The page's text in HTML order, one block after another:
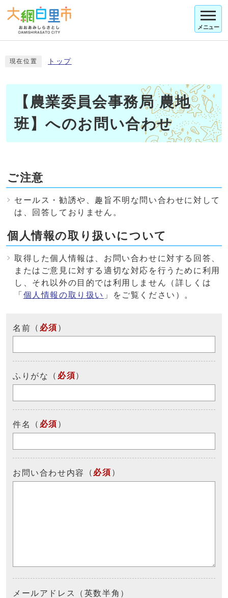
メニュー
現在位置 トップ
【農業委員会事務局 農地
班】へのお問い合わせ
ご注意
セールス・勧誘や、趣旨不明な問い合わせに対して
は、回答しておりません。
個人情報の取り扱いについて
取得した個人情報は、お問い合わせに対する回答、
またはご意見に対する適切な対応を行うために利用
し、それ以外の目的では利用しません（詳しくは
「 個人情報の取り扱い 」をご覧ください）。
名前 （ 必須 ）
ふりがな （ 必須）
件名 （ 必須 ）
お問い合わせ内容 （ 必須 ）
メールアドレス（英数半角）